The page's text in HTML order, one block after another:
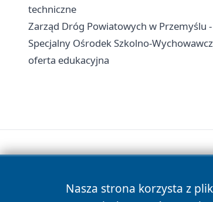
techniczne
Zarząd Dróg Powiatowych w Przemyślu
Specjalny Ośrodek Szkolno-
oferta edukacyjna
Nasza strona korzysta z